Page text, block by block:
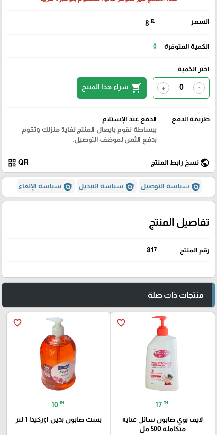
السعر 8 ₪
الكمية المتوفرة 0
اختر الكمية
-
+
shopping_cart شراء هذا المنتج
طريقة الدفع
الدفع عند الإستلام
ببساطة نقوم بايصال المنتج لغاية منزلك وتقوم
بدفع الثمن لموظف التوصيل.
public نسخ رابط المنتج QR
qr_code
policy سياسة التوصيل policy سياسة التبديل policy سياسة الإلغاء
تفاصيل المنتج
رقم المنتج 817
منتجات ذات صلة
favorite_border
17 ₪
لايف بوي صابون سائل عناية
متكاملة 500 مل
favorite_border
10 ₪
بست صابون يدين اوركيدا 1 لتر